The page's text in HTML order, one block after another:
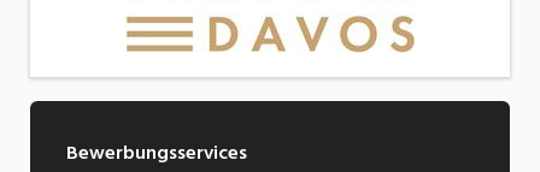
Bewerbungsservices